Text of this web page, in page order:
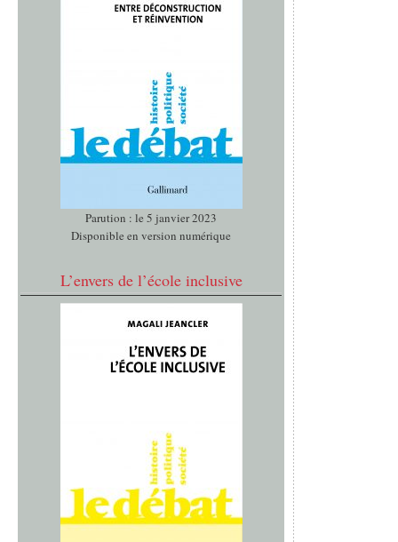
Parution : le 5 janvier 2023
Disponible en version numérique
L’envers de l’école inclusive